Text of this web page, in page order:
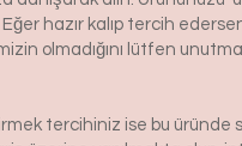
hazır kalıp tercih
olmadığını lütfen
tercihiniz ise bu üründe